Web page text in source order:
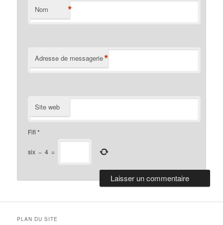
Nom *
Adresse de messagerie*
Site web
Fifi*
six − 4 =
PLAN DU SITE